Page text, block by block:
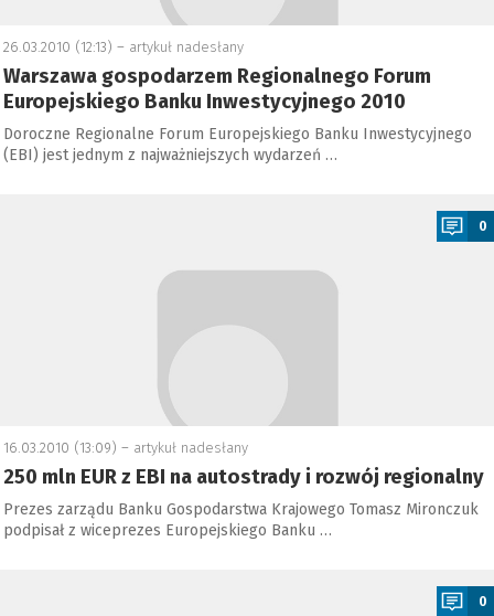
26.03.2010 (12:13) – artykuł nadesłany
Warszawa gospodarzem Regionalnego Forum
Europejskiego Banku Inwestycyjnego 2010
Doroczne Regionalne Forum Europejskiego Banku Inwestycyjnego
(EBI) jest jednym z najważniejszych wydarzeń …
0
16.03.2010 (13:09) – artykuł nadesłany
250 mln EUR z EBI na autostrady i rozwój regionalny
Prezes zarządu Banku Gospodarstwa Krajowego Tomasz Mironczuk
podpisał z wiceprezes Europejskiego Banku …
0